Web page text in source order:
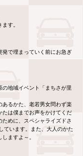
す。
発で埋まっていく前にお急ぎ
地域イベント「まちさが里
るかた、老若男女問わず楽
たは僕までお声をかけてくだ
めに、スペシャライズドさ
ています。また、大人のかた
ますよ～。